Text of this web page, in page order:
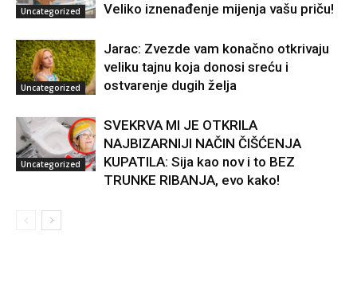
Uncategorized
Veliko iznenađenje mijenja vašu priču!
Uncategorized
Jarac: Zvezde vam konačno otkrivaju
veliku tajnu koja donosi sreću i
ostvarenje dugih želja
Uncategorized
SVEKRVA MI JE OTKRILA
NAJBIZARNIJI NAČIN ČIŠĆENJA
KUPATILA: Sija kao nov i to BEZ
TRUNKE RIBANJA, evo kako!